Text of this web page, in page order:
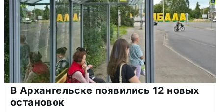
В Архангельске появились 12 новых
остановок